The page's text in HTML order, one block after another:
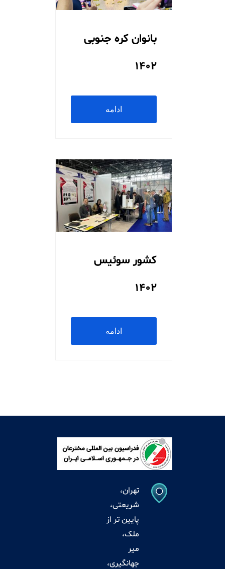
بانوان کره جنوبی
۱۴۰۲
ادامه
کشور سوئیس
۱۴۰۲
ادامه
تهران،
شریعتی،
پایین تر از
ملک،
میر
جهانگیری،